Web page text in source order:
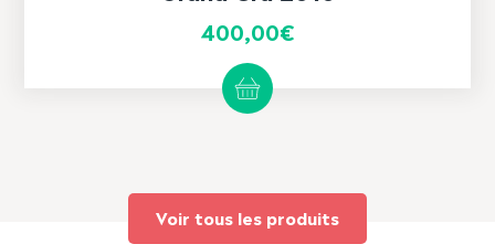
400,00€
Voir tous les produits